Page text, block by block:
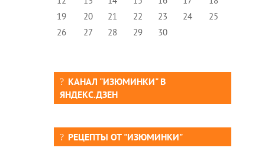
19
20 21 22 23 24
25
26
27 28 29 30
КАНАЛ "ИЗЮМИНКИ" В
ЯНДЕКС.ДЗЕН
РЕЦЕПТЫ ОТ "ИЗЮМИНКИ"